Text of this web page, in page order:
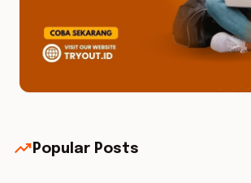
trending_up Popular Posts